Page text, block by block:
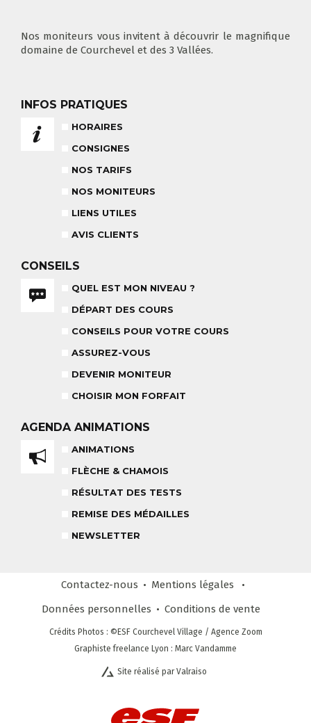
POUR CET HIVER
NOS MONITEURS
LIENS UTILES
CONSEILS AUX PARENTS
ASSUREZ-VOUS
LE VENDREDI
18 MOIS À 3 ANS
CLUB LOISIRS
COURS DE SKI ENFANTS & TEAM
TEAM RIDER
À PARTIR DE 670€
À PARTIR DE 260€
FORMULE SUR MESURE
Nos moniteurs vous invitent à découvrir le magnifique
domaine de Courchevel et des 3 Vallées.
INFOS PRATIQUES
HORAIRES
CONSIGNES
NOS TARIFS
NOS MONITEURS
LIENS UTILES
AVIS CLIENTS
CONSEILS
QUEL EST MON NIVEAU ?
DÉPART DES COURS
CONSEILS POUR VOTRE COURS
ASSUREZ-VOUS
DEVENIR MONITEUR
CHOISIR MON FORFAIT
AGENDA ANIMATIONS
ANIMATIONS
FLÈCHE & CHAMOIS
RÉSULTAT DES TESTS
REMISE DES MÉDAILLES
NEWSLETTER
Contactez-nous
Mentions légales
Données personnelles
Conditions de vente
Crédits Photos : ©ESF Courchevel Village / Agence Zoom
Graphiste freelance Lyon : Marc Vandamme
Site réalisé par Valraiso